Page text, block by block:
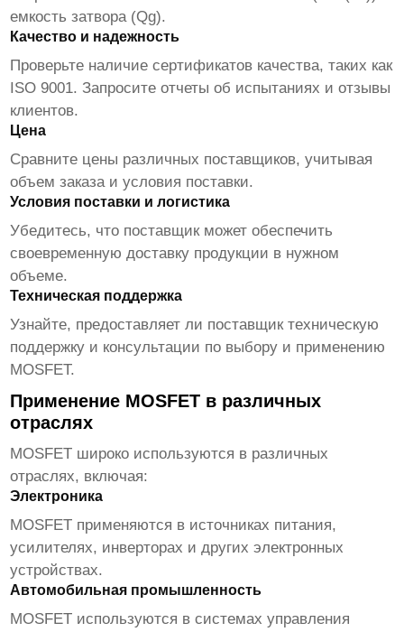
емкость затвора (Qg).
Качество и надежность
Проверьте наличие сертификатов качества, таких как
ISO 9001. Запросите отчеты об испытаниях и отзывы
клиентов.
Цена
Сравните цены различных поставщиков, учитывая
объем заказа и условия поставки.
Условия поставки и логистика
Убедитесь, что поставщик может обеспечить
своевременную доставку продукции в нужном
объеме.
Техническая поддержка
Узнайте, предоставляет ли поставщик техническую
поддержку и консультации по выбору и применению
MOSFET.
Применение MOSFET в различных
отраслях
MOSFET широко используются в различных
отраслях, включая:
Электроника
MOSFET применяются в источниках питания,
усилителях, инверторах и других электронных
устройствах.
Автомобильная промышленность
MOSFET используются в системах управления